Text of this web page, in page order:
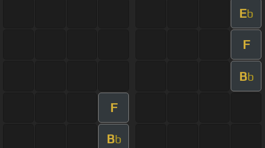
Eb
F
Bb
F
Bb